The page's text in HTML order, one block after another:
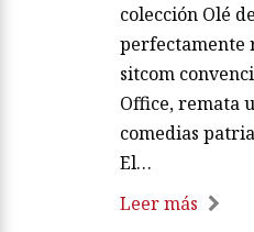
colección Olé
perfectamente
sitcom
Office, remata
comedias
El…
Leer más